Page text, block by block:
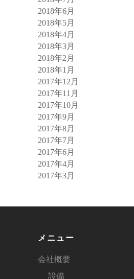
2018年6月
2018年5月
2018年4月
2018年3月
2018年2月
2018年1月
2017年12月
2017年11月
2017年10月
2017年9月
2017年8月
2017年7月
2017年6月
2017年4月
2017年3月
メニュー
会社概要
設備